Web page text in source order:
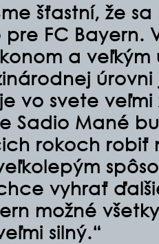
šťastní, že
FC Bayern.
a
vo svete veľmi
Sadio Mané
rokoch robiť
vyhrať
možné
silný.“